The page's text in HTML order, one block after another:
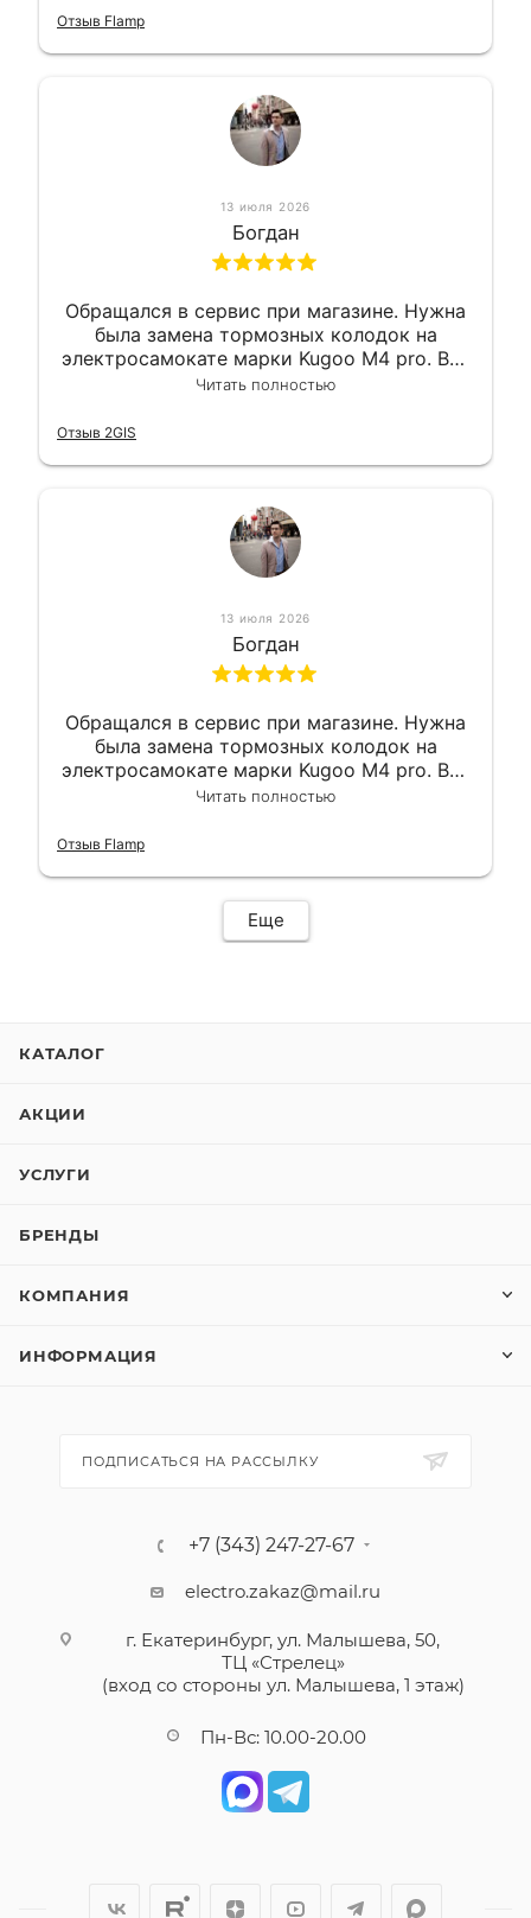
Отзыв Flamp
13 июля 2026
Богдан
Обращался в сервис при магазине. Нужна
была замена тормозных колодок на
электросамокате марки Kugoo M4 pro. Всё
сделали в лучшем виде и в максимально
гарантии, поэтому и обратился в этот
Читать полностью
Отзыв 2GIS
13 июля 2026
Богдан
Обращался в сервис при магазине. Нужна
была замена тормозных колодок на
электросамокате марки Kugoo M4 pro. Всё
сделали в лучшем виде и в максимально
гарантии, поэтому и обратился в этот
Читать полностью
Отзыв Flamp
Еще
КАТАЛОГ
АКЦИИ
УСЛУГИ
БРЕНДЫ
КОМПАНИЯ
ИНФОРМАЦИЯ
ПОДПИСАТЬСЯ НА РАССЫЛКУ
+7 (343) 247-27-67
electro.zakaz@mail.ru
г. Екатеринбург, ул. Малышева, 50,
ТЦ «Стрелец»
(вход со стороны ул. Малышева, 1 этаж)
Пн-Вс: 10.00-20.00